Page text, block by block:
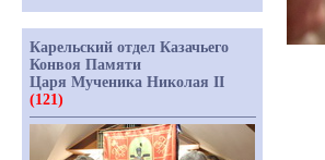
Карельский отдел Казачьего
Конвоя Памяти
Царя Мученика Николая II
(121)